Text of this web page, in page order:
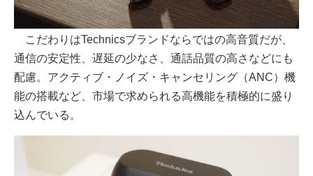
こだわりはTechnicsブランドならではの高音質だが、
通信の安定性、遅延の少なさ、通話品質の高さなどにも
配慮。アクティブ・ノイズ・キャンセリング（ANC）機
能の搭載など、市場で求められる高機能を積極的に盛り
込んでいる。